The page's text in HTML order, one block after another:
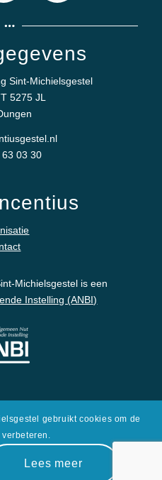
Sint-Michielsgestel
5275 JL
03 30
Michielsgestel is een
Instelling (ANBI)
gebruikt cookies om de
Lees meer